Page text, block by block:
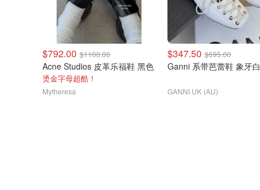
$792.00 $1100.00
Acne Studios 皮革乐福鞋 黑色
烫金字母超酷！
Mytheresa
$347.50 $695.00
Ganni 系带芭蕾鞋 象牙白
GANNI UK (AU)